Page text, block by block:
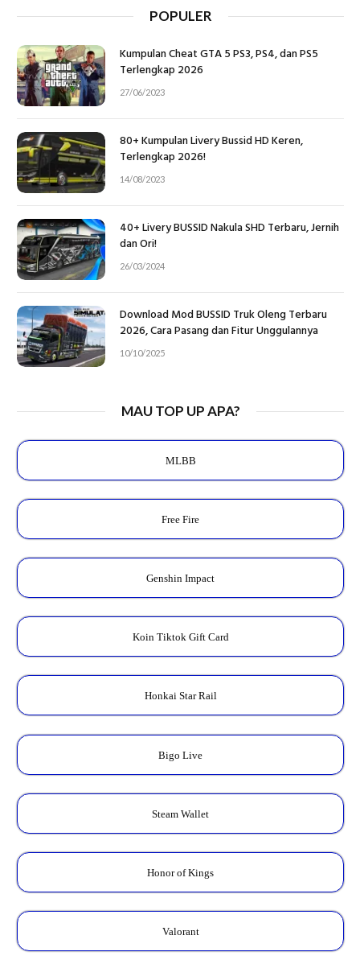
POPULER
Kumpulan Cheat GTA 5 PS3, PS4, dan PS5
Terlengkap 2026
27/06/2023
80+ Kumpulan Livery Bussid HD Keren,
Terlengkap 2026!
14/08/2023
40+ Livery BUSSID Nakula SHD Terbaru, Jernih
dan Ori!
26/03/2024
Download Mod BUSSID Truk Oleng Terbaru
2026, Cara Pasang dan Fitur Unggulannya
10/10/2025
MAU TOP UP APA?
MLBB
Free Fire
Genshin Impact
Koin Tiktok Gift Card
Honkai Star Rail
Bigo Live
Steam Wallet
Honor of Kings
Valorant